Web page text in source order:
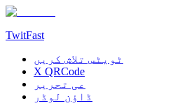
TwitFast
ٹویٹس تلاش کریں
X QRCode
عی تحریر
ڈاؤن لوڈر